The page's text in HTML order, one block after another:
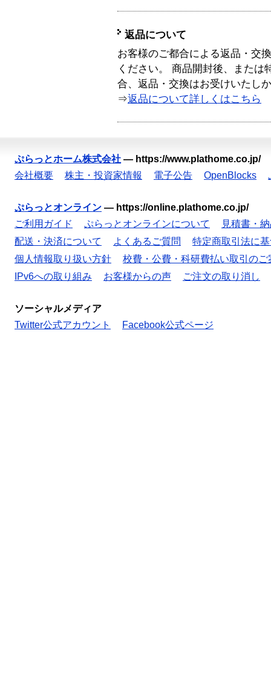
返品について
お客様のご都合による返品・交
ください。 商品開封後、または
合、返品・交換はお受けいたし
⇒返品について詳しくはこちら
ぷらっとホーム株式会社 — https://www.plathome.co.jp/
会社概要
株主・投資家情報 電子公告 OpenBlocks
ぷらっとオンライン — https://online.plathome.co.jp/
ご利用ガイド
ぷらっとオンラインについて
見積書・
配送・決済について
よくあるご質問
特定商取引法に
個人情報取り扱い方針
校費・公費・科研費払い取引のご
IPv6への取り組み
お客様からの声 ご注文の取り消し
ソーシャルメディア
Twitter公式アカウント
Facebook公式ページ